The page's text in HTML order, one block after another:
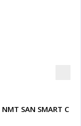
SAN SMART C